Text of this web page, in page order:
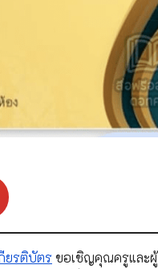
ยรติบัตร ขอเชิญคุณครูและผู้